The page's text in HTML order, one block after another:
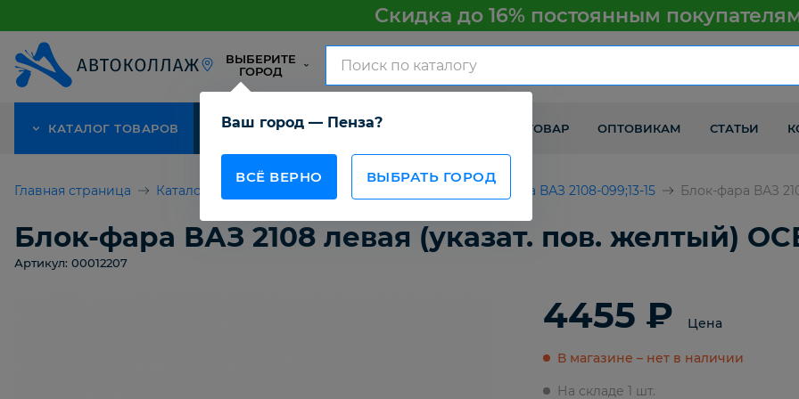
Скидка до 16% постоянным
ВЫБЕРИТЕ
ГОРОД
Ваш город — Пенза?
ВСЁ ВЕРНО ВЫБРАТЬ ГОРОД
КАТАЛОГ ТОВАРОВ АКЦИЯ О КОМПАНИИ КАК ПОЛУЧИТЬ ТОВАР ОПТОВИКАМ СТАТЬИ
Главная страница Каталог товаров Детали кузова ВАЗ 2108-099;13-15 Блок-фара ВАЗ
Блок-фара ВАЗ 2108 левая (указат. пов. желтый)
Артикул: 00012207
4455 ₽ Цена
В магазине – нет в наличии
На складе 1 шт.